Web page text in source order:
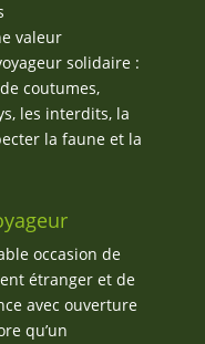
valeur
solidaire :
coutumes,
les interdits, la
la faune et la
occasion de
étranger et de
avec ouverture
qu’un